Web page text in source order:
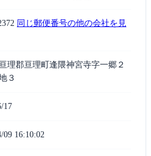
同じ郵便番号の他の会社を見
理郡亘理町逢隈神宮寺字一郷２
３
17
09 16:10:02